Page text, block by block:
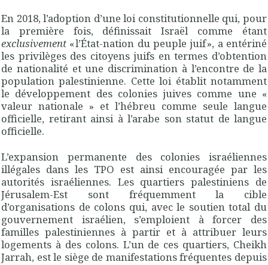
En 2018, l’adoption d’une loi constitutionnelle qui, pour
la première fois, définissait Israël comme étant
exclusivement « l’État-nation du peuple juif », a entériné
les privilèges des citoyens juifs en termes d’obtention
de nationalité et une discrimination à l’encontre de la
population palestinienne. Cette loi établit notamment
le développement des colonies juives comme une «
valeur nationale » et l’hébreu comme seule langue
officielle, retirant ainsi à l’arabe son statut de langue
officielle.
L’expansion permanente des colonies israéliennes
illégales dans les TPO est ainsi encouragée par les
autorités israéliennes. Les quartiers palestiniens de
Jérusalem-Est sont fréquemment la cible
d’organisations de colons qui, avec le soutien total du
gouvernement israélien, s’emploient à forcer des
familles palestiniennes à partir et à attribuer leurs
logements à des colons. L’un de ces quartiers, Cheikh
Jarrah, est le siège de manifestations fréquentes depuis